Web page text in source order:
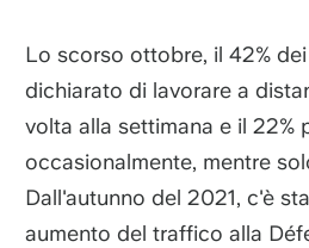
Lo scorso ottobre, il 42%
dichiarato di lavorare a
volta alla settimana e il 22%
occasionalmente, mentre
Dall'autunno del 2021, c'è
aumento del traffico alla